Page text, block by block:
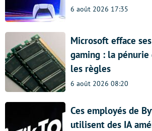
6 août 2026 17:35
Microsoft efface
gaming : la pénurie
les règles
6 août 2026 08:20
Ces employés de
utilisent des IA